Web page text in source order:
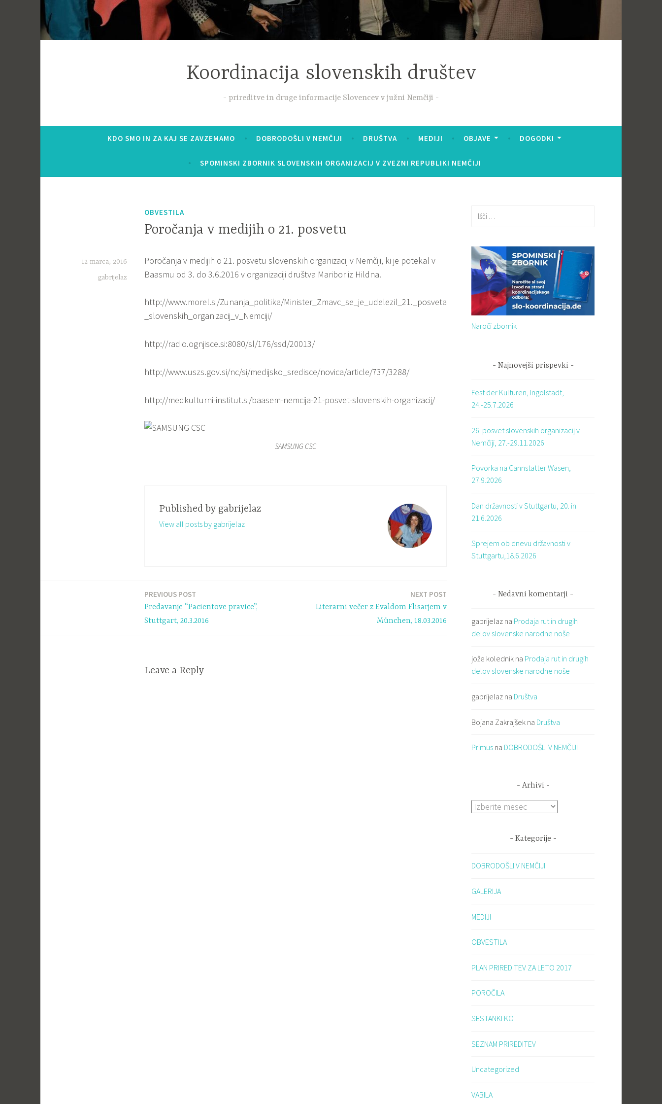
Koordinacija slovenskih društev
prireditve in druge informacije Slovencev v južni Nemčiji
KDO SMO IN ZA KAJ SE ZAVZEMAMO DOBRODOŠLI V NEMČIJI DRUŠTVA MEDIJI OBJAVE DOGODKI
SPOMINSKI ZBORNIK SLOVENSKIH ORGANIZACIJ V ZVEZNI REPUBLIKI NEMČIJI
OBVESTILA
Poročanja v medijih o 21. posvetu
12 marca, 2016
gabrijelaz
Poročanja v medijih o 21. posvetu slovenskih organizacij v Nemčiji, ki je potekal v
Baasmu od 3. do 3.6.2016 v organizaciji društva Maribor iz Hildna.
http://www.morel.si/Zunanja_politika/Minister_Zmavc_se_je_udelezil_21._posveta
_slovenskih_organizacij_v_Nemciji/
http://radio.ognjisce.si:8080/sl/176/ssd/20013/
http://www.uszs.gov.si/nc/si/medijsko_sredisce/novica/article/737/3288/
http://medkulturni-institut.si/baasem-nemcija-21-posvet-slovenskih-organizacij/
SAMSUNG CSC
Published by gabrijelaz
View all posts by gabrijelaz
PREVIOUS POST
Predavanje “Pacientove pravice”,
Stuttgart, 20.3.2016
NEXT POST
Literarni večer z Evaldom Flisarjem v
München, 18.03.2016
Leave a Reply
Naroči zbornik
Najnovejši prispevki
Fest der Kulturen, Ingolstadt,
24.-25.7.2026
26. posvet slovenskih organizacij v
Nemčiji, 27.-29.11.2026
Povorka na Cannstatter Wasen,
27.9.2026
Dan državnosti v Stuttgartu, 20. in
21.6.2026
Sprejem ob dnevu državnosti v
Stuttgartu,18.6.2026
Nedavni komentarji
gabrijelaz na Prodaja rut in drugih
delov slovenske narodne noše
jože kolednik na Prodaja rut in drugih
delov slovenske narodne noše
gabrijelaz na Društva
Bojana Zakrajšek na Društva
Primus na DOBRODOŠLI V NEMČIJI
Arhivi
Arhivi
Kategorije
DOBRODOŠLI V NEMČIJI
GALERIJA
MEDIJI
OBVESTILA
PLAN PRIREDITEV ZA LETO 2017
POROČILA
SESTANKI KO
SEZNAM PRIREDITEV
Uncategorized
VABILA